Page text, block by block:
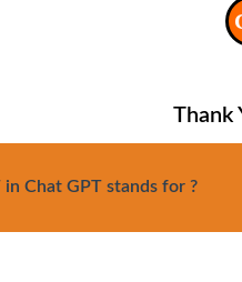
Thank
Chat GPT stands for ?